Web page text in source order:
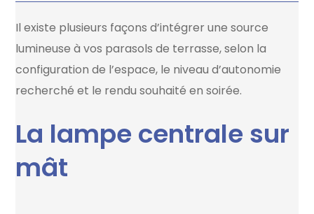
Il existe plusieurs façons d’intégrer une source
lumineuse à vos parasols de terrasse, selon la
configuration de l’espace, le niveau d’autonomie
recherché et le rendu souhaité en soirée.
La lampe centrale sur
mât